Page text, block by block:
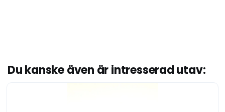
Du kanske även är intresserad utav: